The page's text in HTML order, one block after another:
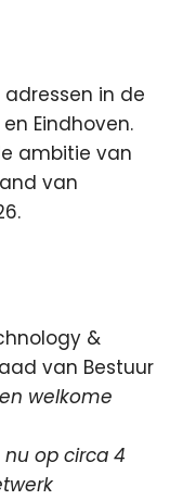
in de
en Eindhoven.
ambitie van
van
&
van Bestuur
welkome
op circa 4